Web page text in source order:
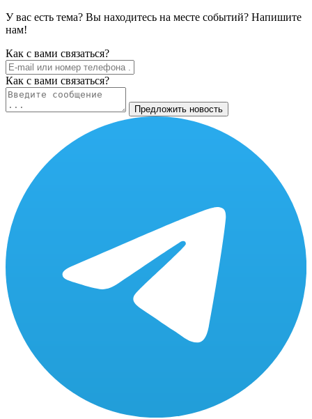
У вас есть тема? Вы находитесь на месте событий? Напишите
нам!
Как c вами связаться?
Как c вами связаться?
Предложить новость